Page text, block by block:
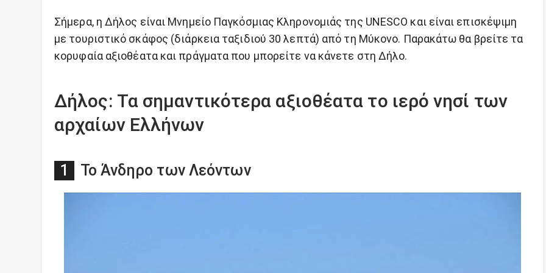
Σήμερα, η Δήλος είναι Μνημείο Παγκόσμιας Κληρονομιάς της UNESCO και είναι επισκέψιμη
με τουριστικό σκάφος (διάρκεια ταξιδιού 30 λεπτά) από τη Μύκονο. Παρακάτω θα βρείτε τα
κορυφαία αξιοθέατα και πράγματα που μπορείτε να κάνετε στη Δήλο.
Δήλος: Τα σημαντικότερα αξιοθέατα το ιερό νησί των
αρχαίων Ελλήνων
Το Άνδηρο των Λεόντων